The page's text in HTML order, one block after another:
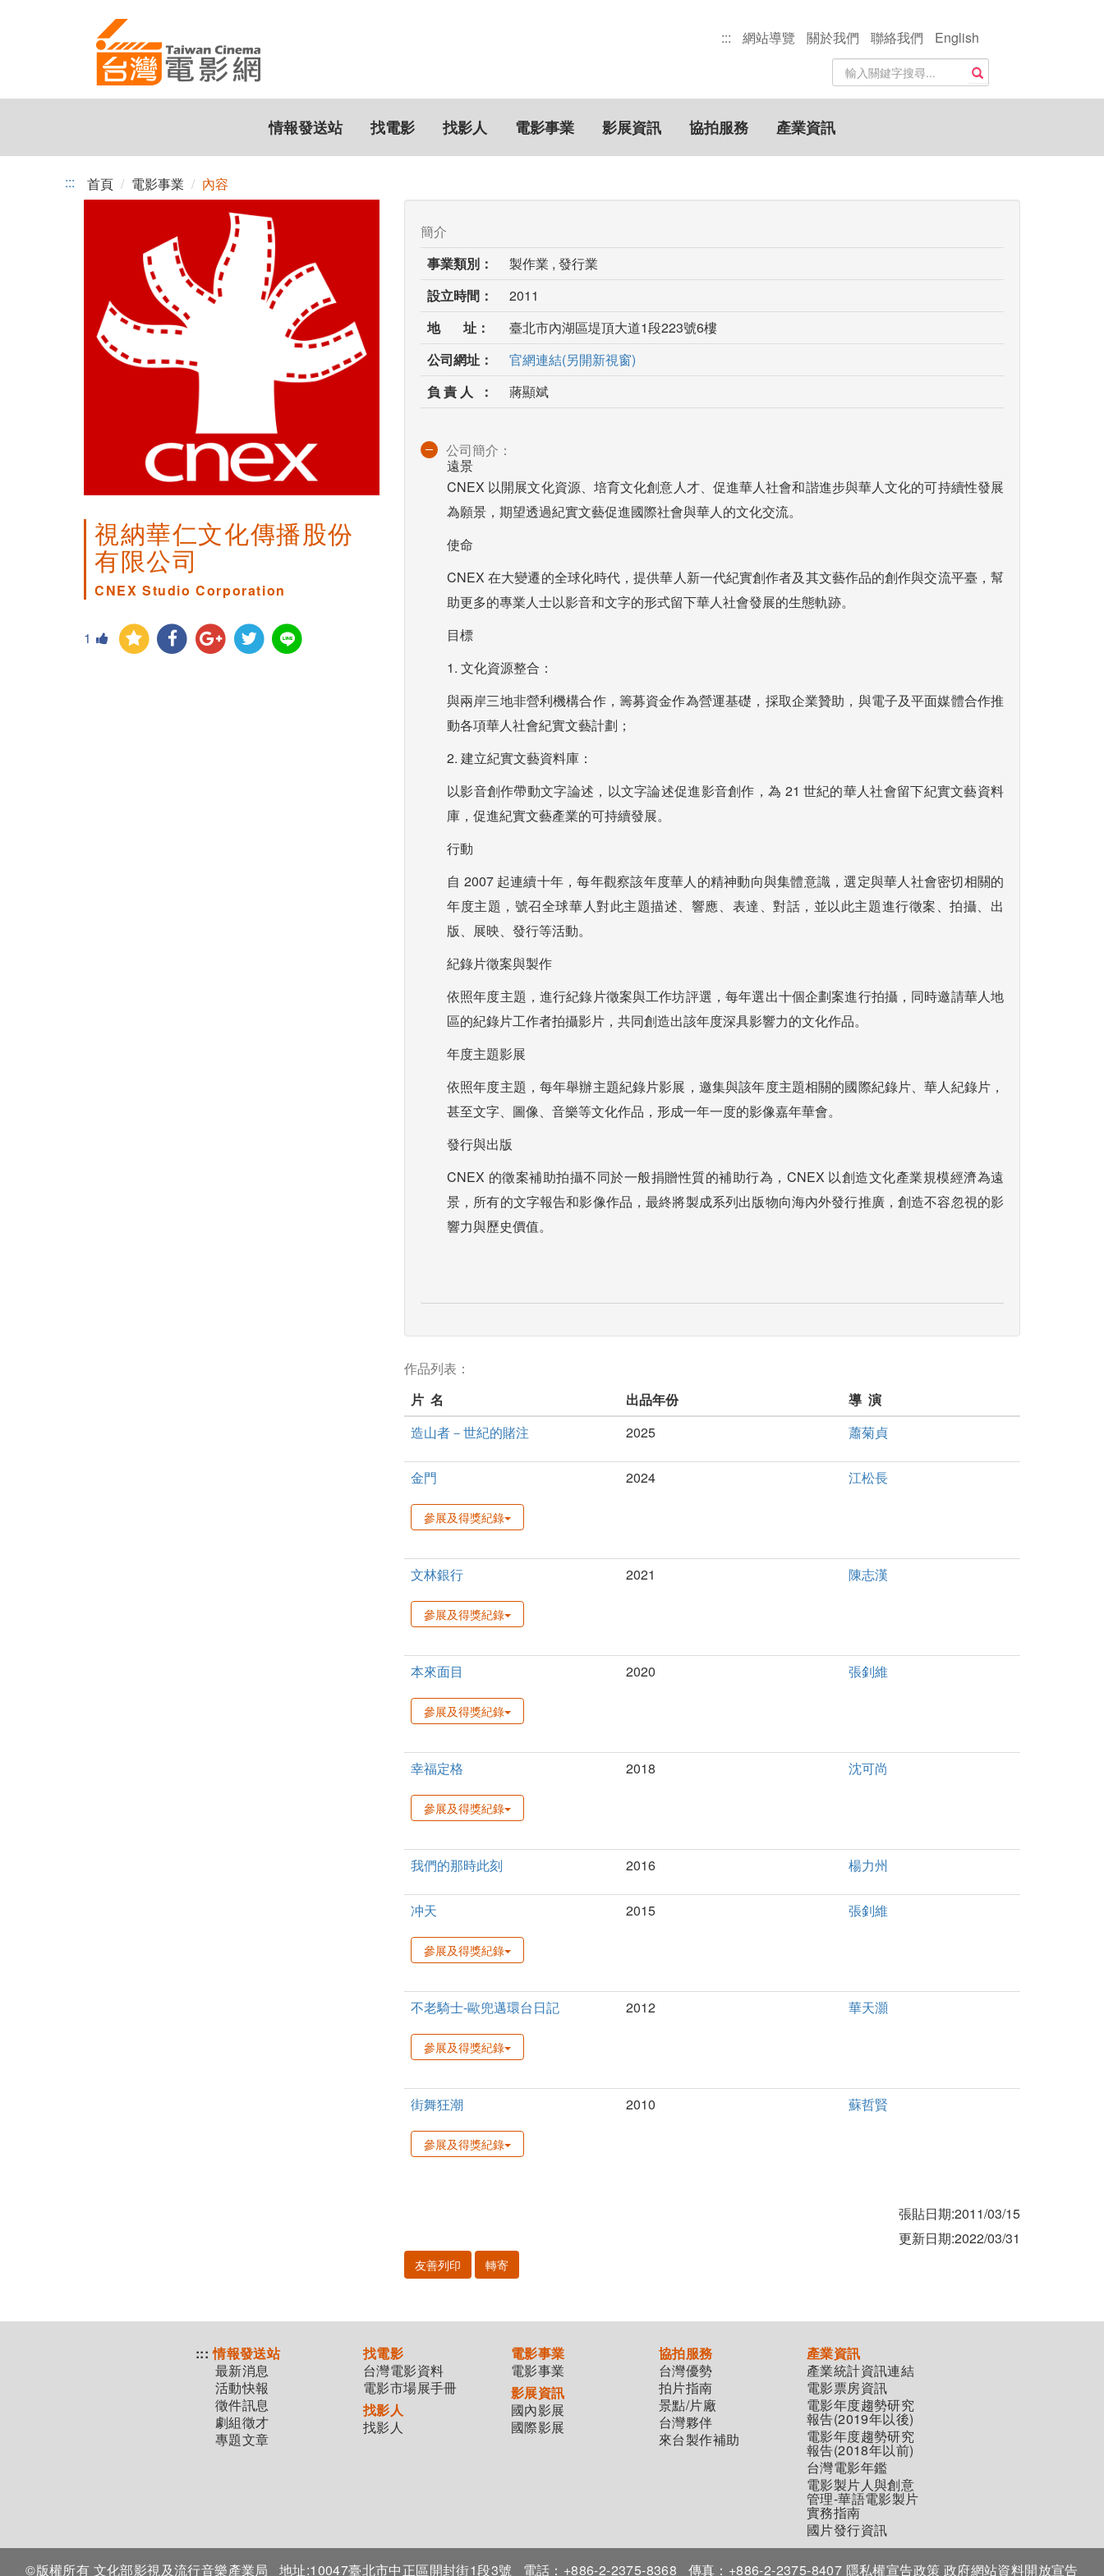
::: 網站導覽 關於我們 聯絡我們
English
站
內
搜
尋
關
鍵
搜尋
情報發送站 找電影 找影人 電影事業 影展資訊 協拍服務 產業資訊
::: 首頁 電影事業 內容
視納華仁文化傳播股份
有限公司
CNEX Studio Corporation
1
簡介
事業類別：
製作業 , 發行業
設立時間：
2011
地 址：
臺北市內湖區堤頂大道1段223號6樓
公司網址：
官網連結(另開新視窗)
負 責 人 ：
蔣顯斌
公司簡介：
遠景
CNEX 以開展文化資源、培育文化創意人才、促進華人社會和諧進步與華人文化的可持續性發展
為願景，期望透過紀實文藝促進國際社會與華人的文化交流。
使命
CNEX 在大變遷的全球化時代，提供華人新一代紀實創作者及其文藝作品的創作與交流平臺，幫
助更多的專業人士以影音和文字的形式留下華人社會發展的生態軌跡。
目標
1. 文化資源整合：
與兩岸三地非營利機構合作，籌募資金作為營運基礎，採取企業贊助，與電子及平面媒體合作推
動各項華人社會紀實文藝計劃；
2. 建立紀實文藝資料庫：
以影音創作帶動文字論述，以文字論述促進影音創作，為 21 世紀的華人社會留下紀實文藝資料
庫，促進紀實文藝產業的可持續發展。
行動
自 2007 起連續十年，每年觀察該年度華人的精神動向與集體意識，選定與華人社會密切相關的
年度主題，號召全球華人對此主題描述、響應、表達、對話，並以此主題進行徵案、拍攝、出
版、展映、發行等活動。
紀錄片徵案與製作
依照年度主題，進行紀錄片徵案與工作坊評選，每年選出十個企劃案進行拍攝，同時邀請華人地
區的紀錄片工作者拍攝影片，共同創造出該年度深具影響力的文化作品。
年度主題影展
依照年度主題，每年舉辦主題紀錄片影展，邀集與該年度主題相關的國際紀錄片、華人紀錄片，
甚至文字、圖像、音樂等文化作品，形成一年一度的影像嘉年華會。
發行與出版
CNEX 的徵案補助拍攝不同於一般捐贈性質的補助行為，CNEX 以創造文化產業規模經濟為遠
景，所有的文字報告和影像作品，最終將製成系列出版物向海內外發行推廣，創造不容忽視的影
響力與歷史價值。
作品列表：
片 名
出品年份
導 演
造山者－世紀的賭注
2025 蕭菊貞
金門 2024 江松長
參展及得獎紀錄
文林銀行 2021 陳志漢
參展及得獎紀錄
本來面目 2020 張釗維
參展及得獎紀錄
幸福定格 2018 沈可尚
參展及得獎紀錄
我們的那時此刻 2016 楊力州
冲天 2015 張釗維
參展及得獎紀錄
不老騎士-歐兜邁環台日記 2012 華天灝
參展及得獎紀錄
街舞狂潮 2010 蘇哲賢
參展及得獎紀錄
張貼日期:2011/03/15
更新日期:2022/03/31
友善列印 轉寄
::: 情報發送站
最新消息
活動快報
徵件訊息
劇組徵才
專題文章
找電影
台灣電影資料
電影市場展手冊
找影人
找影人
電影事業
電影事業
影展資訊
國內影展
國際影展
協拍服務
台灣優勢
拍片指南
景點/片廠
台灣夥伴
來台製作補助
產業資訊
產業統計資訊連結
電影票房資訊
電影年度趨勢研究
報告(2019年以後)
電影年度趨勢研究
報告(2018年以前)
台灣電影年鑑
電影製片人與創意
管理-華語電影製片
實務指南
國片發行資訊
©版權所有 文化部影視及流行音樂產業局 地址:10047臺北市中正區開封街1段3號 電話：+886-2-2375-8368 傳真：+886-2-2375-8407 隱私權宣告政策 政府網站資料開放宣告